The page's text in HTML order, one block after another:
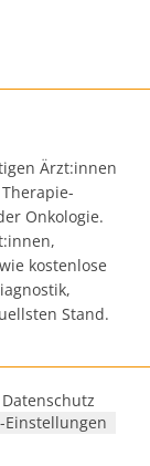
Ärzt:innen
Onkologie.
kostenlose
Stand.
Datenschutz
Einstellungen